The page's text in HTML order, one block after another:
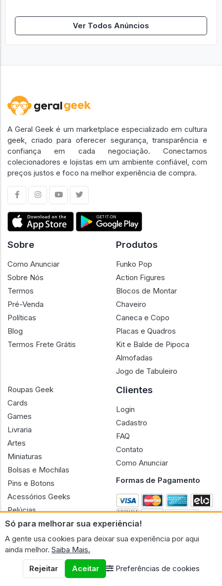
Ver Todos Anúncios
Só para melhorar sua experiência!
A gente usa cookies para deixar sua experiência por aqui
ainda melhor. Saiba Mais.
Rejeitar
Aceitar Preferências de cookies
A Geral Geek é um marketplace especializado em cultura
geek, criado para oferecer segurança, transparência e
confiança em cada negociação. Conectamos
colecionadores e lojistas em um ambiente confiável, com
preços justos e foco na melhor experiência de compra.
Sobre
Como Anunciar
Sobre Nós
Termos
Pré-Venda
Políticas
Blog
Termos Frete Grátis
Produtos
Funko Pop
Action Figures
Blocos de Montar
Chaveiro
Caneca e Copo
Placas e Quadros
Kit e Balde de Pipoca
Almofadas
Jogo de Tabuleiro
Roupas Geek
Cards
Games
Livraria
Artes
Miniaturas
Bolsas e Mochilas
Pins e Botons
Acessórios Geeks
Pelúcias
Bonecas
Clientes
Login
Cadastro
FAQ
Contato
Como Anunciar
Formas de Pagamento
CNPJ n.º 30.220.458/0001-17 - GERAL GEEK PORTAL ELETRONICO